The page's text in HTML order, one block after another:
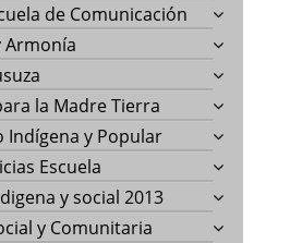
de Comunicación
Armonía
la Madre Tierra
Indígena y Popular
Escuela
y social 2013
y Comunitaria